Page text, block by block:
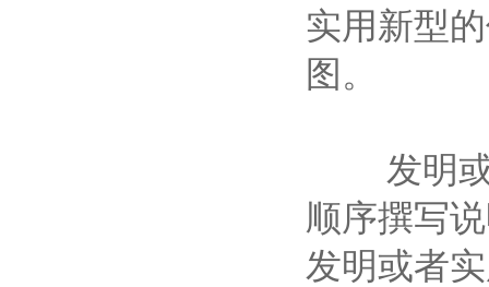
实用新型
图。
发明或
顺序撰写
发明或者